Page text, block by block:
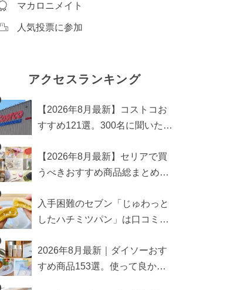
マカロニメイト
人気投票に参加
アクセスランキング
【2026年8月最新】コストコお
すすめ121選。300名に聞いた買
め商品も
【2026年8月最新】セリアで買
うべきおすすめ商品総まとめ。
入手困難のセブン「じゅわっと
したハチミツパン」は口コミ通
検証
2026年8月最新｜ダイソーおす
すめ商品153選。使って良かっ